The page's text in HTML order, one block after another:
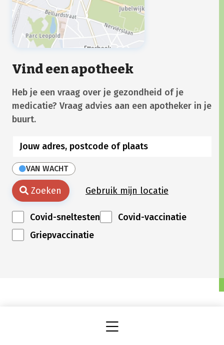
Vind een apotheek
Heb je een vraag over je gezondheid of je
medicatie? Vraag advies aan een apotheker in je
buurt.
VAN WACHT
Zoeken Gebruik mijn locatie
Covid-sneltesten
Covid-vaccinatie
Griepvaccinatie